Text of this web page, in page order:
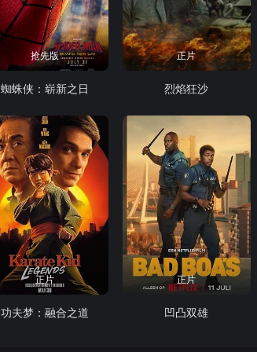
抢先版
蜘蛛侠：崭新之日
正片
烈焰狂沙
正片
功夫梦：融合之道
正片
凹凸双雄